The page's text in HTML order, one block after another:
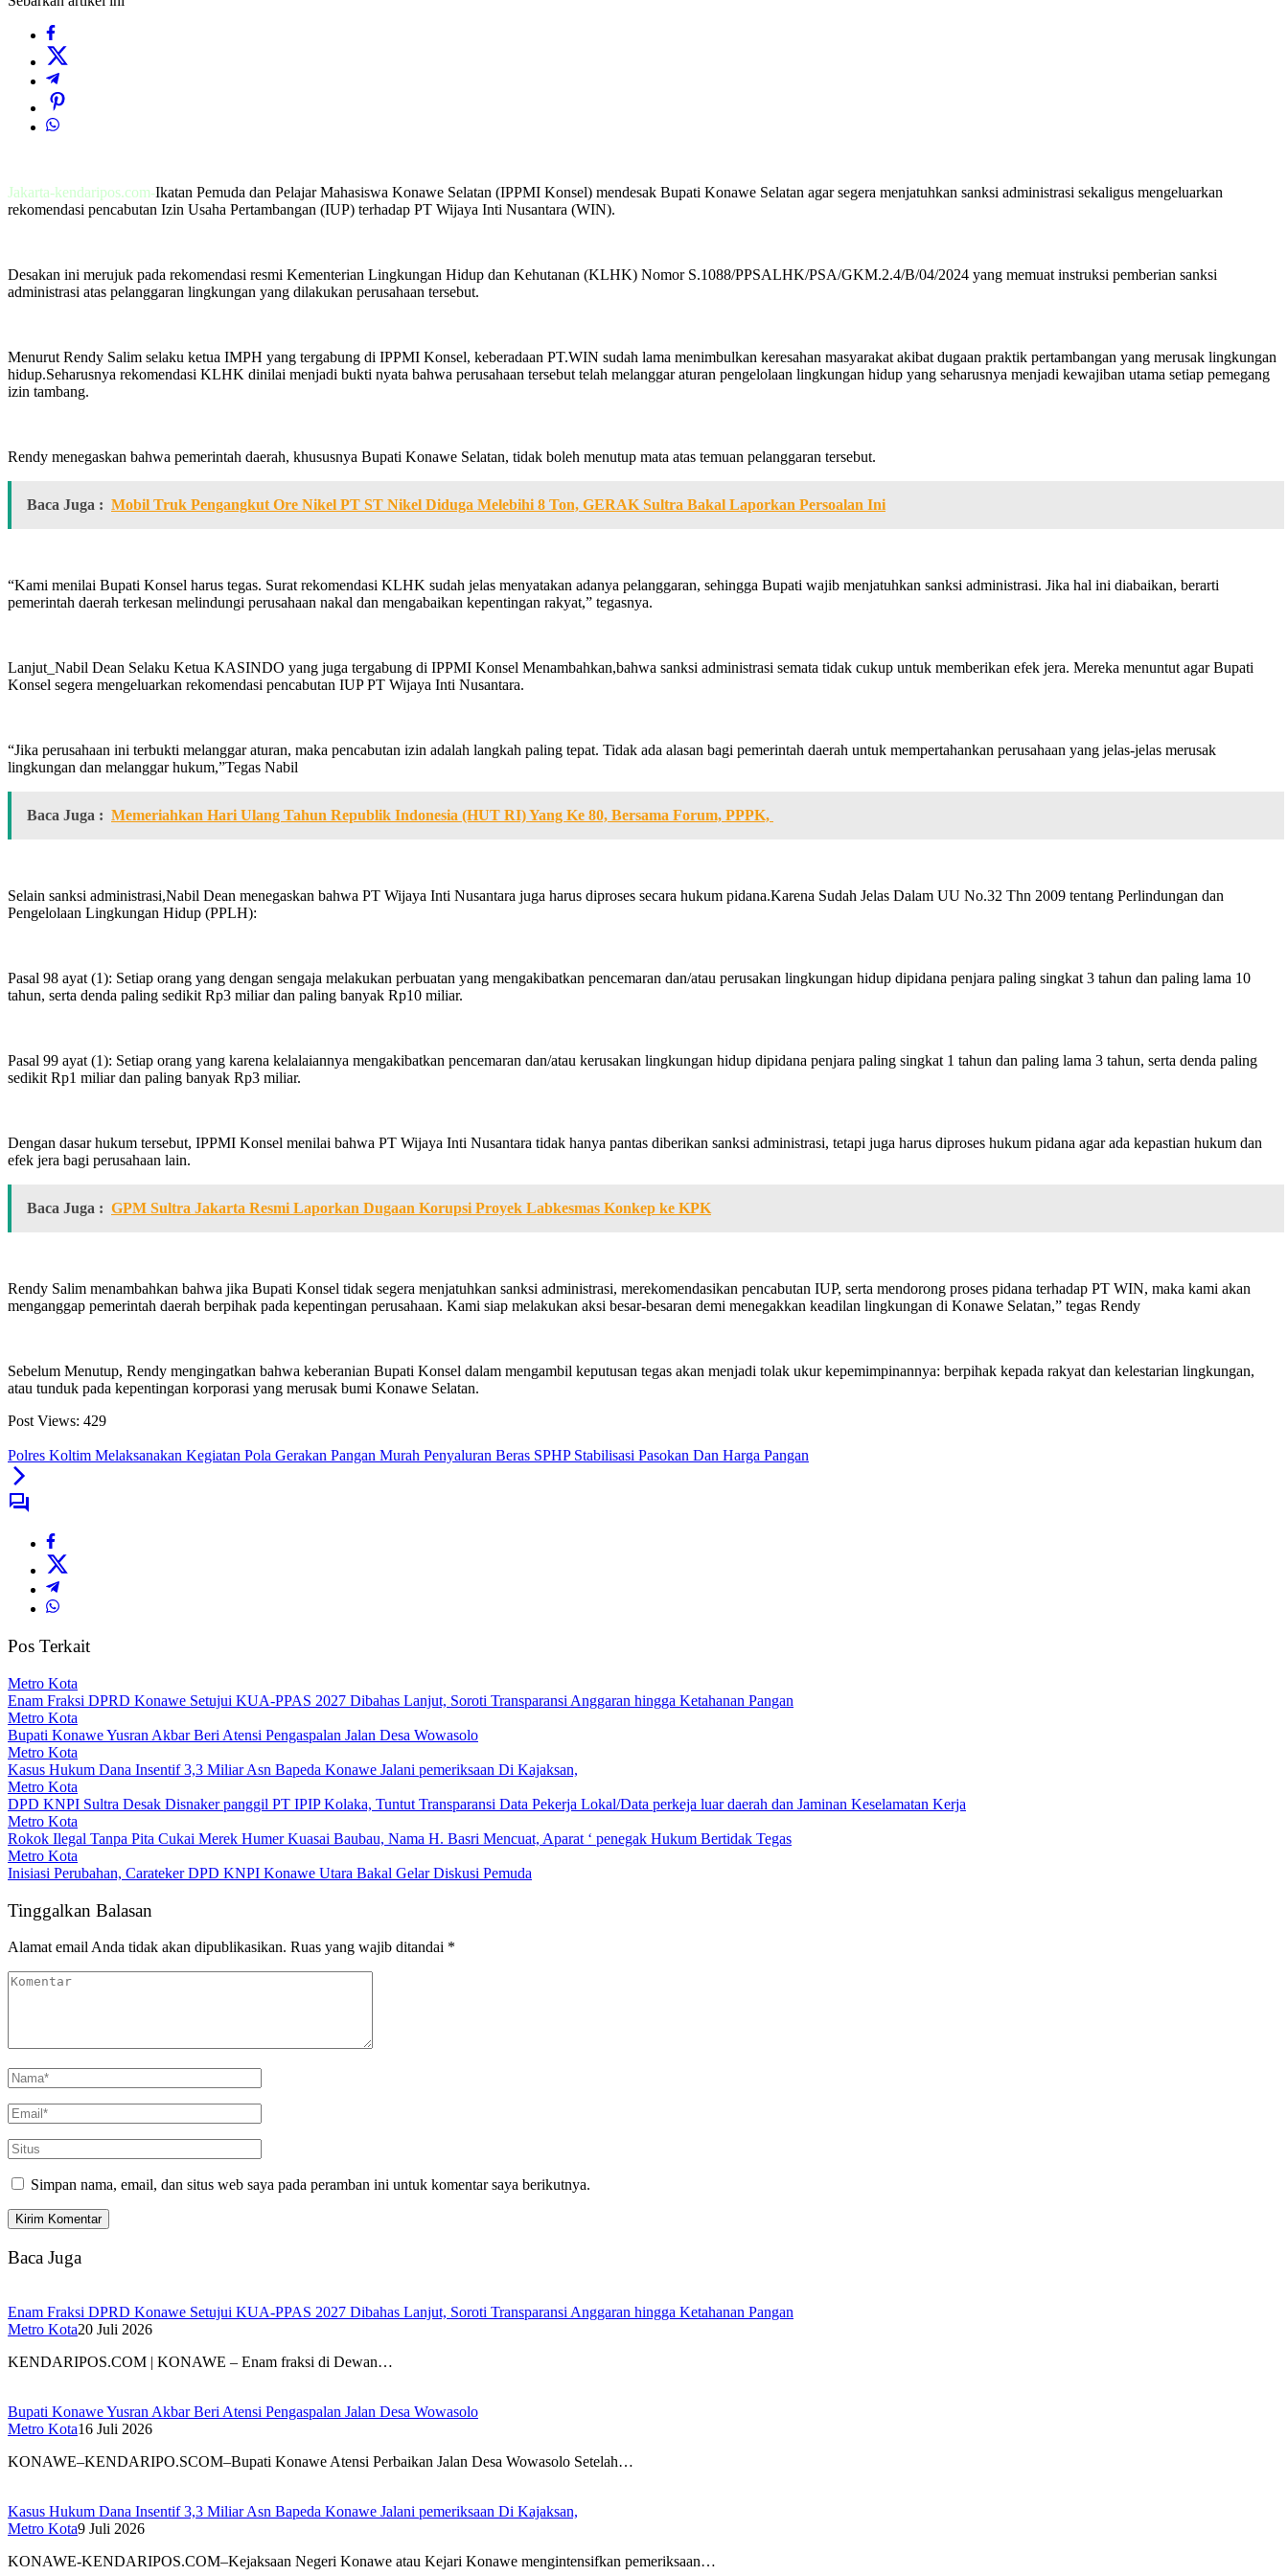
Jakarta-kendaripos.com-Ikatan Pemuda dan Pelajar Mahasiswa Konawe Selatan (IPPMI Konsel) mendesak Bupati Konawe Selatan agar segera menjatuhkan sanksi administrasi sekaligus mengeluarkan
rekomendasi pencabutan Izin Usaha Pertambangan (IUP) terhadap PT Wijaya Inti Nusantara (WIN).
Desakan ini merujuk pada rekomendasi resmi Kementerian Lingkungan Hidup dan Kehutanan (KLHK) Nomor S.1088/PPSALHK/PSA/GKM.2.4/B/04/2024 yang memuat instruksi pemberian sanksi
administrasi atas pelanggaran lingkungan yang dilakukan perusahaan tersebut.
Menurut Rendy Salim selaku ketua IMPH yang tergabung di IPPMI Konsel, keberadaan PT.WIN sudah lama menimbulkan keresahan masyarakat akibat dugaan praktik pertambangan yang merusak lingkungan
hidup.Seharusnya rekomendasi KLHK dinilai menjadi bukti nyata bahwa perusahaan tersebut telah melanggar aturan pengelolaan lingkungan hidup yang seharusnya menjadi kewajiban utama setiap pemegang
izin tambang.
Rendy menegaskan bahwa pemerintah daerah, khususnya Bupati Konawe Selatan, tidak boleh menutup mata atas temuan pelanggaran tersebut.
Baca Juga : Mobil Truk Pengangkut Ore Nikel PT ST Nikel Diduga Melebihi 8 Ton, GERAK Sultra Bakal Laporkan Persoalan Ini
“Kami menilai Bupati Konsel harus tegas. Surat rekomendasi KLHK sudah jelas menyatakan adanya pelanggaran, sehingga Bupati wajib menjatuhkan sanksi administrasi. Jika hal ini diabaikan, berarti
pemerintah daerah terkesan melindungi perusahaan nakal dan mengabaikan kepentingan rakyat,” tegasnya.
Lanjut_Nabil Dean Selaku Ketua KASINDO yang juga tergabung di IPPMI Konsel Menambahkan,bahwa sanksi administrasi semata tidak cukup untuk memberikan efek jera. Mereka menuntut agar Bupati
Konsel segera mengeluarkan rekomendasi pencabutan IUP PT Wijaya Inti Nusantara.
“Jika perusahaan ini terbukti melanggar aturan, maka pencabutan izin adalah langkah paling tepat. Tidak ada alasan bagi pemerintah daerah untuk mempertahankan perusahaan yang jelas-jelas merusak
lingkungan dan melanggar hukum,”Tegas Nabil
Baca Juga : Memeriahkan Hari Ulang Tahun Republik Indonesia (HUT RI) Yang Ke 80, Bersama Forum, PPPK,
Selain sanksi administrasi,Nabil Dean menegaskan bahwa PT Wijaya Inti Nusantara juga harus diproses secara hukum pidana.Karena Sudah Jelas Dalam UU No.32 Thn 2009 tentang Perlindungan dan
Pengelolaan Lingkungan Hidup (PPLH):
Pasal 98 ayat (1): Setiap orang yang dengan sengaja melakukan perbuatan yang mengakibatkan pencemaran dan/atau perusakan lingkungan hidup dipidana penjara paling singkat 3 tahun dan paling lama 10
tahun, serta denda paling sedikit Rp3 miliar dan paling banyak Rp10 miliar.
Pasal 99 ayat (1): Setiap orang yang karena kelalaiannya mengakibatkan pencemaran dan/atau kerusakan lingkungan hidup dipidana penjara paling singkat 1 tahun dan paling lama 3 tahun, serta denda paling
sedikit Rp1 miliar dan paling banyak Rp3 miliar.
Dengan dasar hukum tersebut, IPPMI Konsel menilai bahwa PT Wijaya Inti Nusantara tidak hanya pantas diberikan sanksi administrasi, tetapi juga harus diproses hukum pidana agar ada kepastian hukum dan
efek jera bagi perusahaan lain.
Baca Juga : GPM Sultra Jakarta Resmi Laporkan Dugaan Korupsi Proyek Labkesmas Konkep ke KPK
Rendy Salim menambahkan bahwa jika Bupati Konsel tidak segera menjatuhkan sanksi administrasi, merekomendasikan pencabutan IUP, serta mendorong proses pidana terhadap PT WIN, maka kami akan
menganggap pemerintah daerah berpihak pada kepentingan perusahaan. Kami siap melakukan aksi besar-besaran demi menegakkan keadilan lingkungan di Konawe Selatan,” tegas Rendy
Sebelum Menutup, Rendy mengingatkan bahwa keberanian Bupati Konsel dalam mengambil keputusan tegas akan menjadi tolak ukur kepemimpinannya: berpihak kepada rakyat dan kelestarian lingkungan,
atau tunduk pada kepentingan korporasi yang merusak bumi Konawe Selatan.
Post Views: 429
Polres Koltim Melaksanakan Kegiatan Pola Gerakan Pangan Murah Penyaluran Beras SPHP Stabilisasi Pasokan Dan Harga Pangan
Pos Terkait
Metro Kota
Enam Fraksi DPRD Konawe Setujui KUA-PPAS 2027 Dibahas Lanjut, Soroti Transparansi Anggaran hingga Ketahanan Pangan
Metro Kota
Bupati Konawe Yusran Akbar Beri Atensi Pengaspalan Jalan Desa Wowasolo
Metro Kota
Kasus Hukum Dana Insentif 3,3 Miliar Asn Bapeda Konawe Jalani pemeriksaan Di Kajaksan,
Metro Kota
DPD KNPI Sultra Desak Disnaker panggil PT IPIP Kolaka, Tuntut Transparansi Data Pekerja Lokal/Data perkeja luar daerah dan Jaminan Keselamatan Kerja
Metro Kota
Rokok Ilegal Tanpa Pita Cukai Merek Humer Kuasai Baubau, Nama H. Basri Mencuat, Aparat ‘ penegak Hukum Bertidak Tegas
Metro Kota
Inisiasi Perubahan, Carateker DPD KNPI Konawe Utara Bakal Gelar Diskusi Pemuda
Tinggalkan Balasan
Alamat email Anda tidak akan dipublikasikan. Ruas yang wajib ditandai *
Simpan nama, email, dan situs web saya pada peramban ini untuk komentar saya berikutnya.
Baca Juga
Enam Fraksi DPRD Konawe Setujui KUA-PPAS 2027 Dibahas Lanjut, Soroti Transparansi Anggaran hingga Ketahanan Pangan
Metro Kota20 Juli 2026
KENDARIPOS.COM | KONAWE – Enam fraksi di Dewan…
Bupati Konawe Yusran Akbar Beri Atensi Pengaspalan Jalan Desa Wowasolo
Metro Kota16 Juli 2026
KONAWE–KENDARIPO.SCOM–Bupati Konawe Atensi Perbaikan Jalan Desa Wowasolo Setelah…
Kasus Hukum Dana Insentif 3,3 Miliar Asn Bapeda Konawe Jalani pemeriksaan Di Kajaksan,
Metro Kota9 Juli 2026
KONAWE-KENDARIPOS.COM–Kejaksaan Negeri Konawe atau Kejari Konawe mengintensifkan pemeriksaan…